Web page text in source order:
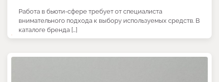
Работа в бьюти-сфере требует от специалиста
внимательного подхода к выбору используемых средств. В
каталоге бренда […]